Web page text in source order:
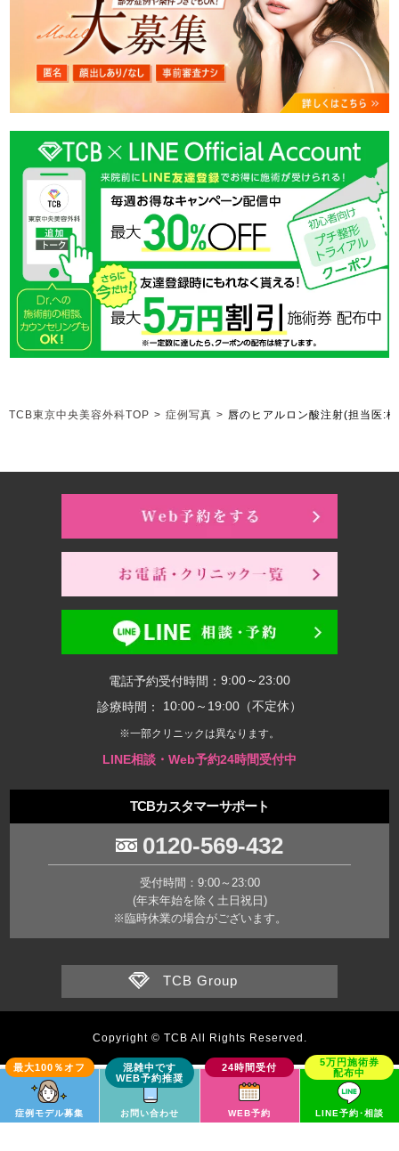
TCB東京中央美容外科TOP > 症例写真 > 唇のヒアルロン酸注射(担当医:
電話予約受付時間： 9:00～23:00
診療時間：
10:00～19:00（不定休）
※一部クリニックは異なります。
LINE相談・Web予約24時間受付中
TCBカスタマーサポート
0120-569-432
受付時間：9:00～23:00
(年末年始を除く土日祝日)
※臨時休業の場合がございます。
TCB Group
症例モデル募集 お問い合わせ WEB予約 LINE予約･相談
Copyright © TCB All Rights Reserved.